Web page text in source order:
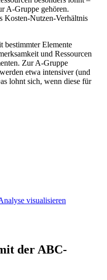
A-Gruppe gehören.
Kosten-Nutzen-Verhältnis
bestimmter Elemente
und Ressourcen
Zur A-Gruppe
etwa intensiver (und
lohnt sich, wenn diese für
visualisieren
der ABC-